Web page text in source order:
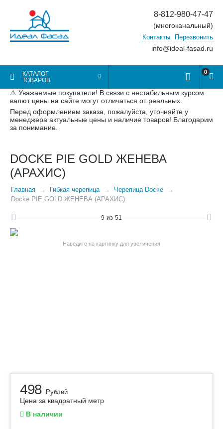
8-812-980-47-47
(многоканальный)
Контакты Перезвонить
info@ideal-fasad.ru
КАТАЛОГ
ТОВАРОВ
0
⚠ Уважаемые покупатели! В связи с нестабильным курсом
валют цены на сайте могут отличаться от реальных.
Перед оформлением заказа, пожалуйста, уточняйте у
менеджера актуальные цены и наличие товаров! Благодарим
за понимание.
DOCKE PIE GOLD ЖЕНЕВА
(АРАХИС)
Главная Гибкая черепица
Черепица Docke
Docke PIE GOLD ЖЕНЕВА (АРАХИС)
9 из 51
Наведите на картинку для увеличения
498 Рублей
Цена за квадратный метр
В наличии